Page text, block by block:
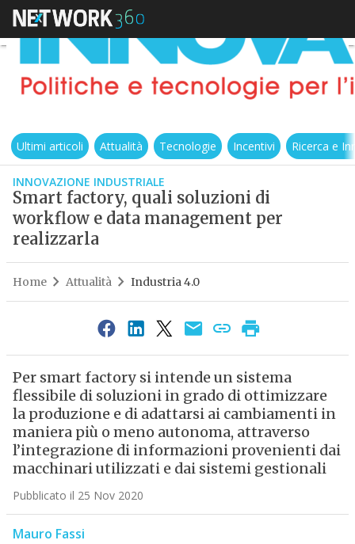
Ultimi articoli Attualità Tecnologie Incentivi Ricerca e
INNOVAZIONE INDUSTRIALE
Smart factory, quali soluzioni di
workflow e data management per
realizzarla
Home Attualità Industria 4.0
Per smart factory si intende un sistema
flessibile di soluzioni in grado di ottimizzare
la produzione e di adattarsi ai cambiamenti in
maniera più o meno autonoma, attraverso
l’integrazione di informazioni provenienti dai
macchinari utilizzati e dai sistemi gestionali
Pubblicato il 25 Nov 2020
Mauro Fassi